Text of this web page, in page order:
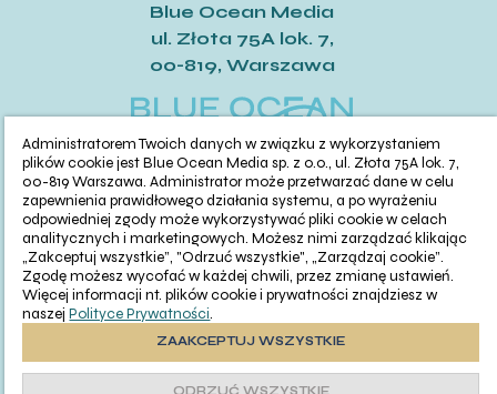
Blue Ocean Media
ul. Złota 75A lok. 7,
00-819, Warszawa
This presentation is for commercial information
purposes only and does not constitute an offer
pursuant to Article 66, § 1 of the Civil Code. The Seller
The layouts and areas of the premises were
developed based on an architectural concept and
Administratorem Twoich danych w związku z wykorzystaniem
plików cookie jest Blue Ocean Media sp. z o.o., ul. Złota 75A lok. 7,
00-819 Warszawa. Administrator może przetwarzać dane w celu
zapewnienia prawidłowego działania systemu, a po wyrażeniu
odpowiedniej zgody może wykorzystywać pliki cookie w celach
analitycznych i marketingowych. Możesz nimi zarządzać klikając
„Zakceptuj wszystkie”, "Odrzuć wszystkie", „Zarządzaj cookie”.
Zgodę możesz wycofać w każdej chwili, przez zmianę ustawień.
Więcej informacji nt. plików cookie i prywatności znajdziesz w
naszejPolityce Prywatności.
ZAAKCEPTUJ WSZYSTKIE
Cześć!
Czy chcesz,
żebyśmy oddzwonili
do Ciebie za darmo
w28sekund?
TAK